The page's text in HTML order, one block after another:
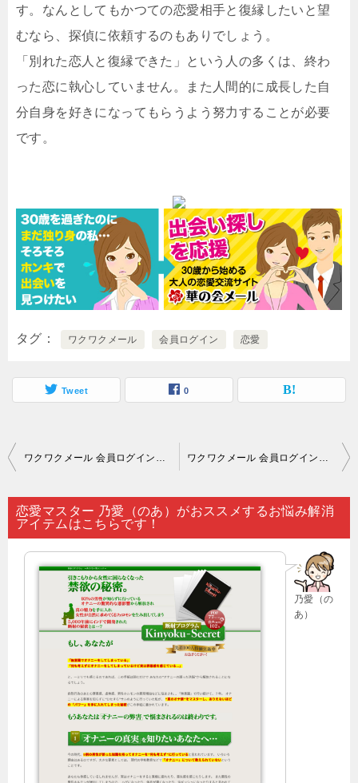
す。なんとしてもかつての恋愛相手と復縁したいと望
むなら、探偵に依頼するのもありでしょう。
「別れた恋人と復縁できた」という人の多くは、終わ
った恋に執心していません。また人間的に成長した自
分自身を好きになってもらうよう努力することが必要
です。
タグ ワクワクメール 会員ログイン 恋愛
Tweet 0
投
ナ
ビ
ワクワクメール 会員ログイン｜恋愛で困っているときは…。 ワクワクメール 会員ログイン｜ほぼ暮らしの中で出会いがないという人は…。
恋愛マスター 乃愛（のあ）がおススメするお悩み解消
アイテムはこちらです！
乃愛（の
あ）